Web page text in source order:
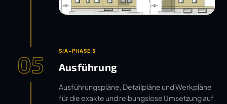
05 SIA-PHASE 5
Ausführung
Ausführungspläne, Detailpläne und Werkpläne
für die exakte und reibungslose Umsetzung auf